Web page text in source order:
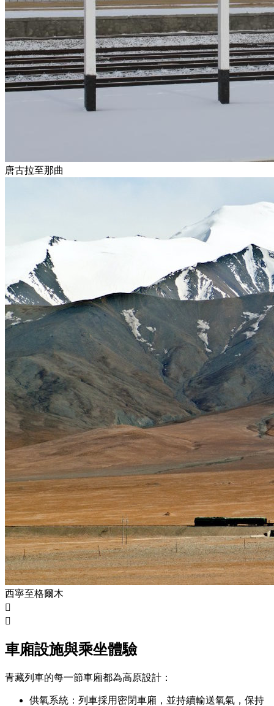
唐古拉至那曲
西寧至格爾木


車廂設施與乘坐體驗
青藏列車的每一節車廂都為高原設計：
供氧系統：列車採用密閉車廂，並持續輸送氧氣，保持